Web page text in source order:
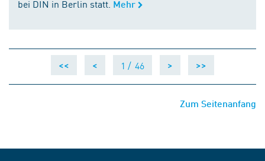
bei DIN in Berlin statt. Mehr
<< < 1 / 46 > >>
Zum Seitenanfang